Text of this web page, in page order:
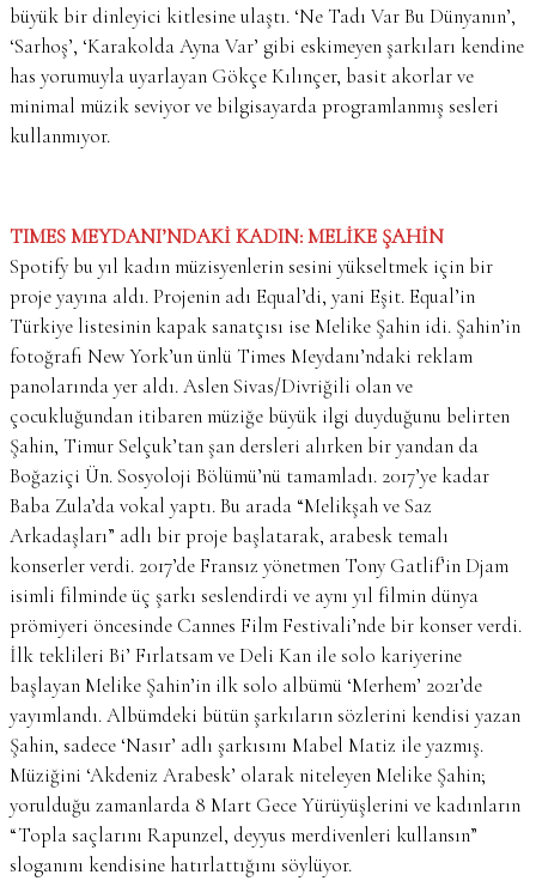
büyük bir dinleyici kitlesine ulaştı. ‘Ne Tadı Var Bu Dünyanın’,
‘Sarhoş’, ‘Karakolda Ayna Var’ gibi eskimeyen şarkıları kendine
has yorumuyla uyarlayan Gökçe Kılınçer, basit akorlar ve
minimal müzik seviyor ve bilgisayarda programlanmış sesleri
kullanmıyor.
TIMES MEYDANI’NDAKİ KADIN: MELİKE ŞAHİN
Spotify bu yıl kadın müzisyenlerin sesini yükseltmek için bir
proje yayına aldı. Projenin adı Equal’di, yani Eşit. Equal’in
Türkiye listesinin kapak sanatçısı ise Melike Şahin idi. Şahin’in
fotoğrafı New York’un ünlü Times Meydanı’ndaki reklam
panolarında yer aldı. Aslen Sivas/Divriğili olan ve
çocukluğundan itibaren müziğe büyük ilgi duyduğunu belirten
Şahin, Timur Selçuk’tan şan dersleri alırken bir yandan da
Boğaziçi Ün. Sosyoloji Bölümü’nü tamamladı. 2017’ye kadar
Baba Zula’da vokal yaptı. Bu arada “Melikşah ve Saz
Arkadaşları” adlı bir proje başlatarak, arabesk temalı
konserler verdi. 2017’de Fransız yönetmen Tony Gatlif’in Djam
isimli filminde üç şarkı seslendirdi ve aynı yıl filmin dünya
prömiyeri öncesinde Cannes Film Festivali’nde bir konser verdi.
İlk teklileri Bi’ Fırlatsam ve Deli Kan ile solo kariyerine
başlayan Melike Şahin’in ilk solo albümü ‘Merhem’ 2021’de
yayımlandı. Albümdeki bütün şarkıların sözlerini kendisi yazan
Şahin, sadece ‘Nasır’ adlı şarkısını Mabel Matiz ile yazmış.
Müziğini ‘Akdeniz Arabesk’ olarak niteleyen Melike Şahin;
yorulduğu zamanlarda 8 Mart Gece Yürüyüşlerini ve kadınların
“Topla saçlarını Rapunzel, deyyus merdivenleri kullansın”
sloganını kendisine hatırlattığını söylüyor.